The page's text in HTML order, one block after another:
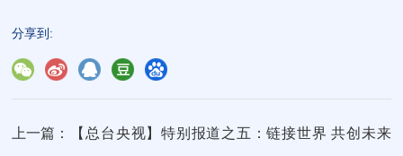
分享到:
上一篇： 【总台央视】特别报道之五：链接世界 共创未来